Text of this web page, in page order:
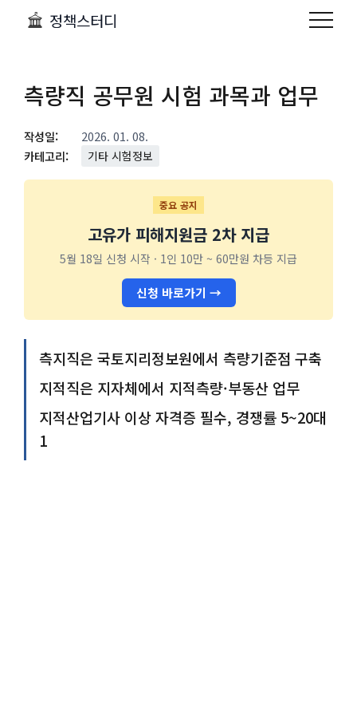
정책스터디
측량직 공무원 시험 과목과 업무
작성일:
2026. 01. 08.
카테고리:
기타 시험정보
중요 공지
고유가 피해지원금 2차 지급
5월 18일 신청 시작 · 1인 10만 ~ 60만원 차등 지급
신청 바로가기 →
측지직은 국토지리정보원에서 측량기준점 구축
지적직은 지자체에서 지적측량·부동산 업무
지적산업기사 이상 자격증 필수, 경쟁률 5~20대
1